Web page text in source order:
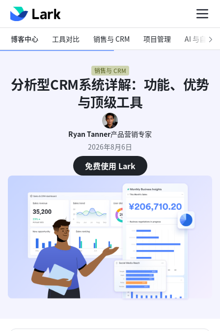
博客中心 工具对比 销售与 CRM 项目管理 AI 与自动化
销售与 CRM
分析型CRM系统详解：功能、优势
与顶级工具
Ryan Tanner产品营销专家
2026年8月6日
免费使用 Lark